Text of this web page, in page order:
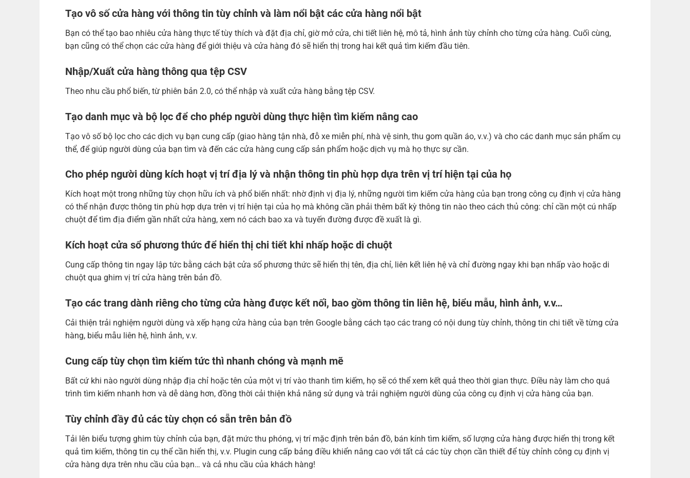
Tạo vô số cửa hàng với thông tin tùy chỉnh và làm nổi bật các cửa hàng nổi bật
Bạn có thể tạo bao nhiêu cửa hàng thực tế tùy thích và đặt địa chỉ, giờ mở cửa, chi tiết liên hệ, mô tả, hình ảnh tùy chỉnh cho từng cửa hàng. Cuối cùng,
bạn cũng có thể chọn các cửa hàng để giới thiệu và cửa hàng đó sẽ hiển thị trong hai kết quả tìm kiếm đầu tiên.
Nhập/Xuất cửa hàng thông qua tệp CSV
Theo nhu cầu phổ biến, từ phiên bản 2.0, có thể nhập và xuất cửa hàng bằng tệp CSV.
Tạo danh mục và bộ lọc để cho phép người dùng thực hiện tìm kiếm nâng cao
Tạo vô số bộ lọc cho các dịch vụ bạn cung cấp (giao hàng tận nhà, đỗ xe miễn phí, nhà vệ sinh, thu gom quần áo, v.v.) và cho các danh mục sản phẩm cụ
thể, để giúp người dùng của bạn tìm và đến các cửa hàng cung cấp sản phẩm hoặc dịch vụ mà họ thực sự cần.
Cho phép người dùng kích hoạt vị trí địa lý và nhận thông tin phù hợp dựa trên vị trí hiện tại của họ
Kích hoạt một trong những tùy chọn hữu ích và phổ biến nhất: nhờ định vị địa lý, những người tìm kiếm cửa hàng của bạn trong công cụ định vị cửa hàng
có thể nhận được thông tin phù hợp dựa trên vị trí hiện tại của họ mà không cần phải thêm bất kỳ thông tin nào theo cách thủ công: chỉ cần một cú nhấp
chuột để tìm địa điểm gần nhất cửa hàng, xem nó cách bao xa và tuyến đường được đề xuất là gì.
Kích hoạt cửa sổ phương thức để hiển thị chi tiết khi nhấp hoặc di chuột
Cung cấp thông tin ngay lập tức bằng cách bật cửa sổ phương thức sẽ hiển thị tên, địa chỉ, liên kết liên hệ và chỉ đường ngay khi bạn nhấp vào hoặc di
chuột qua ghim vị trí cửa hàng trên bản đồ.
Tạo các trang dành riêng cho từng cửa hàng được kết nối, bao gồm thông tin liên hệ, biểu mẫu, hình ảnh, v.v…
Cải thiện trải nghiệm người dùng và xếp hạng cửa hàng của bạn trên Google bằng cách tạo các trang có nội dung tùy chỉnh, thông tin chi tiết về từng cửa
hàng, biểu mẫu liên hệ, hình ảnh, v.v.
Cung cấp tùy chọn tìm kiếm tức thì nhanh chóng và mạnh mẽ
Bất cứ khi nào người dùng nhập địa chỉ hoặc tên của một vị trí vào thanh tìm kiếm, họ sẽ có thể xem kết quả theo thời gian thực. Điều này làm cho quá
trình tìm kiếm nhanh hơn và dễ dàng hơn, đồng thời cải thiện khả năng sử dụng và trải nghiệm người dùng của công cụ định vị cửa hàng của bạn.
Tùy chỉnh đầy đủ các tùy chọn có sẵn trên bản đồ
Tải lên biểu tượng ghim tùy chỉnh của bạn, đặt mức thu phóng, vị trí mặc định trên bản đồ, bán kính tìm kiếm, số lượng cửa hàng được hiển thị trong kết
quả tìm kiếm, thông tin cụ thể cần hiển thị, v.v. Plugin cung cấp bảng điều khiển nâng cao với tất cả các tùy chọn cần thiết để tùy chỉnh công cụ định vị
cửa hàng dựa trên nhu cầu của bạn… và cả nhu cầu của khách hàng!